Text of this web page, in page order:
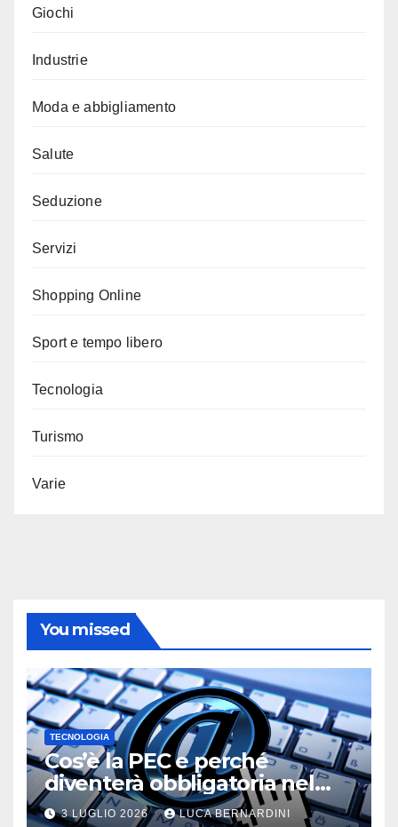
Giochi
Industrie
Moda e abbigliamento
Salute
Seduzione
Servizi
Shopping Online
Sport e tempo libero
Tecnologia
Turismo
Varie
You missed
TECNOLOGIA
Cos’è la PEC e perché
diventerà obbligatoria nel
2026?
3 LUGLIO 2026 LUCA BERNARDINI